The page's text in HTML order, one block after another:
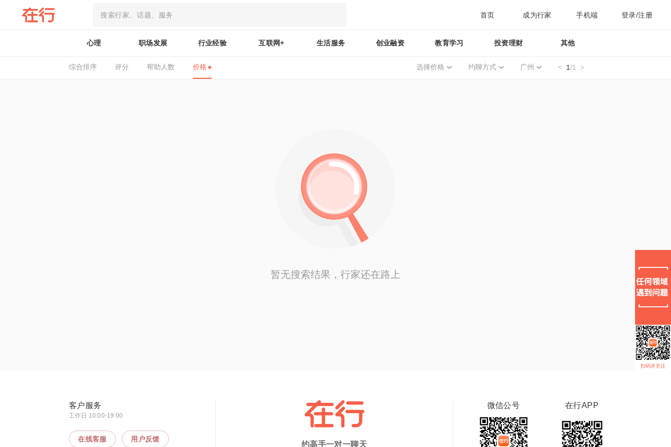
首页 成为行家 手机端 登录/注册
心理 职场发展 行业经验 互联网+ 生活服务 创业融资 教育学习 投资理财 其他
综合排序 评分 帮助人数 价格 选择价格 约聊方式 广州 1/1
暂无搜索结果，行家还在路上
扫码并关注
客户服务
工作日 10:00-19:00
在线客服 用户反馈
约高手一对一聊天
微信公号 在行APP